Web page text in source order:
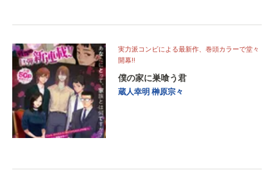
実力派コンビによる最新作、巻頭カラーで堂々
開幕‼
僕の家に巣喰う君
蔵人幸明 榊原宗々